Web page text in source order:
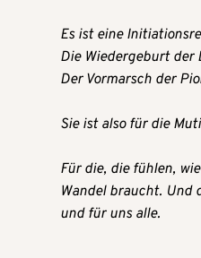
Es ist eine
Die Wiedergeburt der
Der Vormarsch der
Sie ist also für die
Für die, die fühlen,
Wandel braucht. Und
und für uns alle.